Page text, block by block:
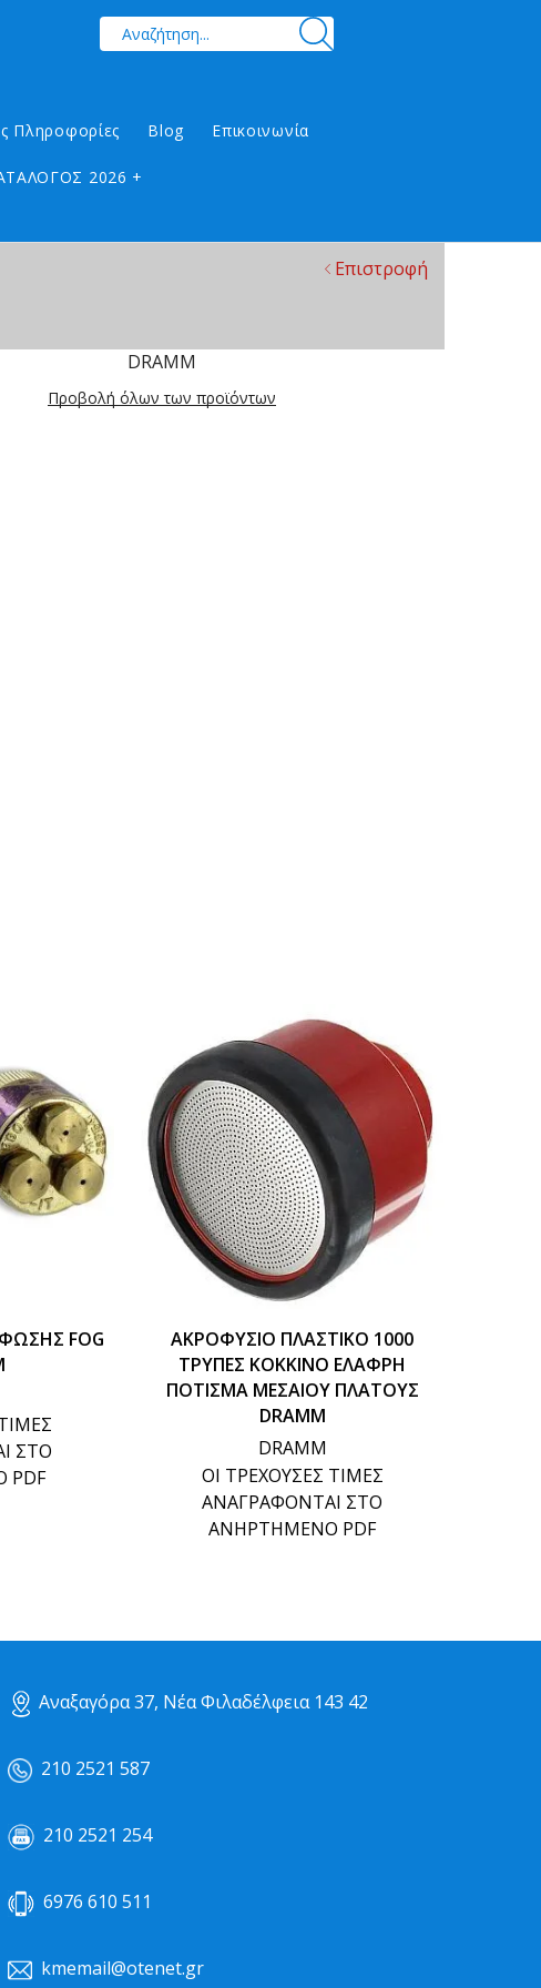
Πληροφορίες Blog Επικοινωνία
2026 +
Επιστροφή
DRAMM
Προβολή όλων των προϊόντων
FOG
ΣΤΟ
ΑΚΡΟΦΥΣΙΟ ΠΛΑΣΤΙΚΟ 1000
ΤΡΥΠΕΣ KOKKINO ΕΛΑΦΡΗ
ΠΟΤΙΣΜΑ ΜΕΣΑΙΟΥ ΠΛΑΤΟΥΣ
DRAMM
DRAMM
ΟΙ ΤΡΕΧΟΥΣΕΣ ΤΙΜΕΣ
ΑΝΑΓΡΑΦΟΝΤΑΙ ΣΤΟ
ΑΝΗΡΤΗΜΕΝΟ PDF
Αναξαγόρα 37, Νέα Φιλαδέλφεια 143 42
210 2521 587
210 2521 254
6976 610 511
kmemail@otenet.gr